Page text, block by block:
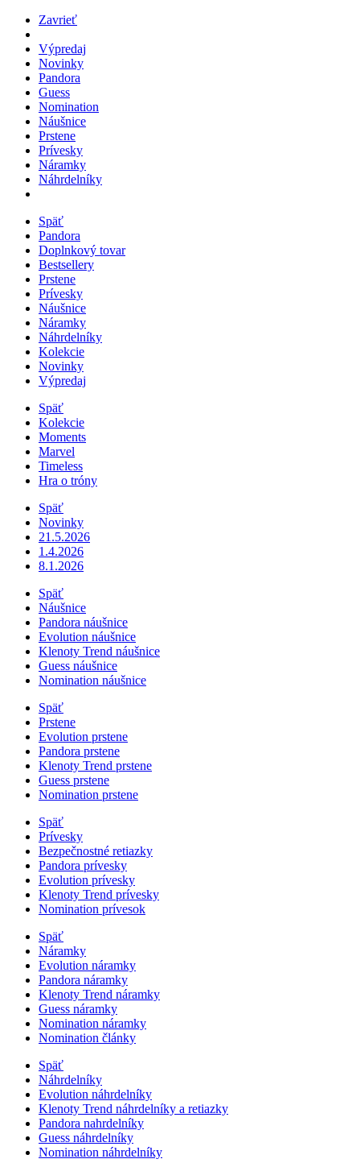
Zavrieť
Výpredaj
Novinky
Pandora
Guess
Nomination
Náušnice
Prstene
Prívesky
Náramky
Náhrdelníky
Späť
Pandora
Doplnkový tovar
Bestsellery
Prstene
Prívesky
Náušnice
Náramky
Náhrdelníky
Kolekcie
Novinky
Výpredaj
Späť
Kolekcie
Moments
Marvel
Timeless
Hra o tróny
Späť
Novinky
21.5.2026
1.4.2026
8.1.2026
Späť
Náušnice
Pandora náušnice
Evolution náušnice
Klenoty Trend náušnice
Guess náušnice
Nomination náušnice
Späť
Prstene
Evolution prstene
Pandora prstene
Klenoty Trend prstene
Guess prstene
Nomination prstene
Späť
Prívesky
Bezpečnostné retiazky
Pandora prívesky
Evolution prívesky
Klenoty Trend prívesky
Nomination prívesok
Späť
Náramky
Evolution náramky
Pandora náramky
Klenoty Trend náramky
Guess náramky
Nomination náramky
Nomination články
Späť
Náhrdelníky
Evolution náhrdelníky
Klenoty Trend náhrdelníky a retiazky
Pandora nahrdelníky
Guess náhrdelníky
Nomination náhrdelníky